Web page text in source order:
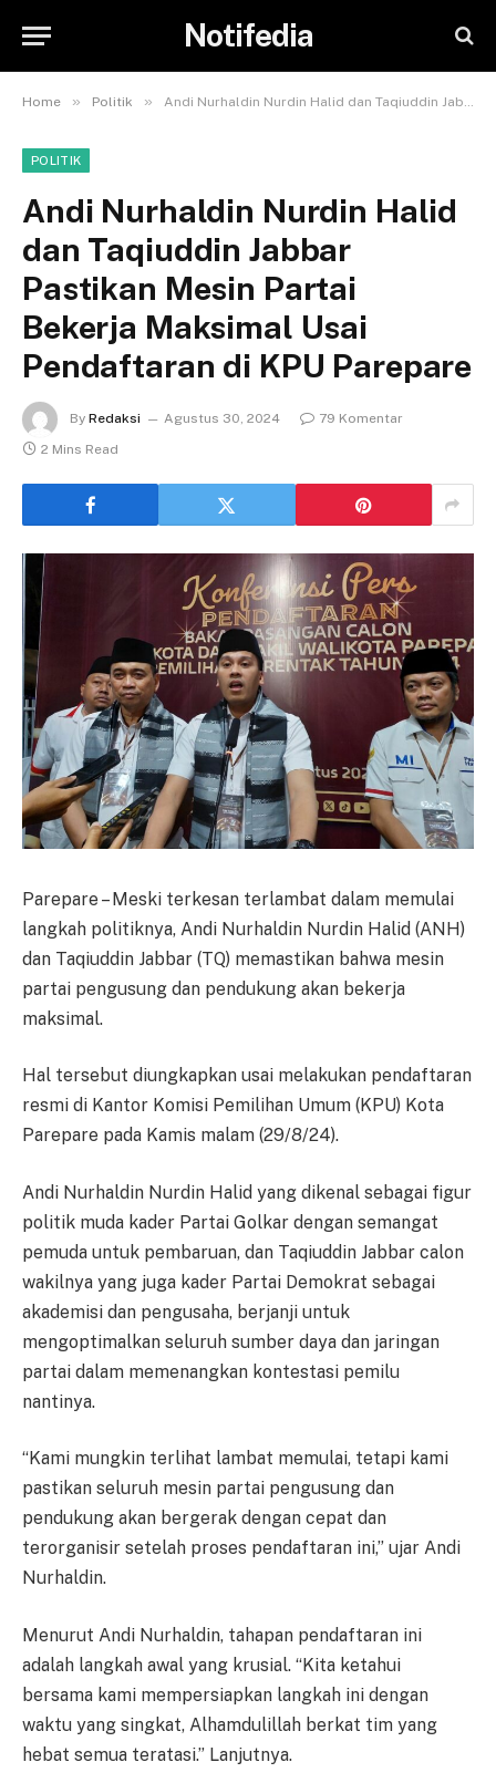
Notifedia
Home » Politik » Andi Nurhaldin Nurdin Halid dan Taqiuddin Jabbar Pastikan Mesin Partai Bekerja Maksimal Usai Pendaftaran di KPU Parepare
POLITIK
Andi Nurhaldin Nurdin Halid
dan Taqiuddin Jabbar
Pastikan Mesin Partai
Bekerja Maksimal Usai
Pendaftaran di KPU Parepare
By Redaksi Agustus 30, 2024
79 Komentar
2 Mins Read
Parepare – Meski terkesan terlambat dalam memulai
langkah politiknya, Andi Nurhaldin Nurdin Halid (ANH)
dan Taqiuddin Jabbar (TQ) memastikan bahwa mesin
partai pengusung dan pendukung akan bekerja
maksimal.
Hal tersebut diungkapkan usai melakukan pendaftaran
resmi di Kantor Komisi Pemilihan Umum (KPU) Kota
Parepare pada Kamis malam (29/8/24).
Andi Nurhaldin Nurdin Halid yang dikenal sebagai figur
politik muda kader Partai Golkar dengan semangat
pemuda untuk pembaruan, dan Taqiuddin Jabbar calon
wakilnya yang juga kader Partai Demokrat sebagai
akademisi dan pengusaha, berjanji untuk
mengoptimalkan seluruh sumber daya dan jaringan
partai dalam memenangkan kontestasi pemilu
nantinya.
“Kami mungkin terlihat lambat memulai, tetapi kami
pastikan seluruh mesin partai pengusung dan
pendukung akan bergerak dengan cepat dan
terorganisir setelah proses pendaftaran ini,” ujar Andi
Nurhaldin.
Menurut Andi Nurhaldin, tahapan pendaftaran ini
adalah langkah awal yang krusial. “Kita ketahui
bersama kami mempersiapkan langkah ini dengan
waktu yang singkat, Alhamdulillah berkat tim yang
hebat semua teratasi.” Lanjutnya.